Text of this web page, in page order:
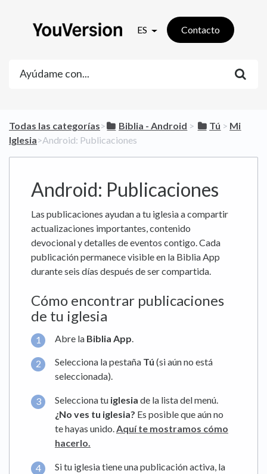
ES Contacto
Todas las categorías​>​ ​Biblia - Android ​ > ​ ​Tú ​ > ​ ​Mi
Iglesia​>​ Android: Publicaciones
Android: Publicaciones
Las publicaciones ayudan a tu iglesia a compartir
actualizaciones importantes, contenido
devocional y detalles de eventos contigo. Cada
publicación permanece visible en la Biblia App
durante seis días después de ser compartida.
Cómo encontrar publicaciones
de tu iglesia
Abre la Biblia App.
Selecciona la pestaña Tú (si aún no está
seleccionada).
Selecciona tu iglesia de la lista del menú.
¿No ves tu iglesia? Es posible que aún no
te hayas unido.Aquí te mostramos cómo
hacerlo.
Si tu iglesia tiene una publicación activa, la